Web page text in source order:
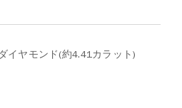
イヤモンド(約4.41カラット)